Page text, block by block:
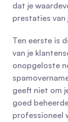
dat je
prestaties van
Ten eerste is
van je
onopgeloste
geeft niet om
goed
professioneel